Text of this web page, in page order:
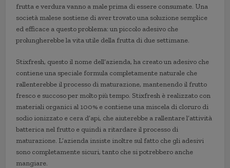
frutta e verdura vanno a male prima di essere consumate. Una
società malese sostiene di aver trovato una soluzione semplice
ed efficace a questo problema: un piccolo adesivo che
prolungherebbe la vita utile della frutta di due settimane.
Stixfresh, questo il nome dell’azienda, ha creato un adesivo che
contiene una speciale formula completamente naturale che
rallenterebbe il processo di maturazione, mantenendo il frutto
fresco e succoso per molto più tempo. Stixfresh è realizzato con
materiali organici al 100% e contiene una miscela di cloruro di
sodio ionizzato e cera d’api, che aiuterebbe a rallentare l’attività
batterica nel frutto e quindi a ritardare il processo di
maturazione. L’azienda insiste inoltre sul fatto che gli adesivi
sono completamente sicuri, tanto che si potrebbero anche
mangiare.